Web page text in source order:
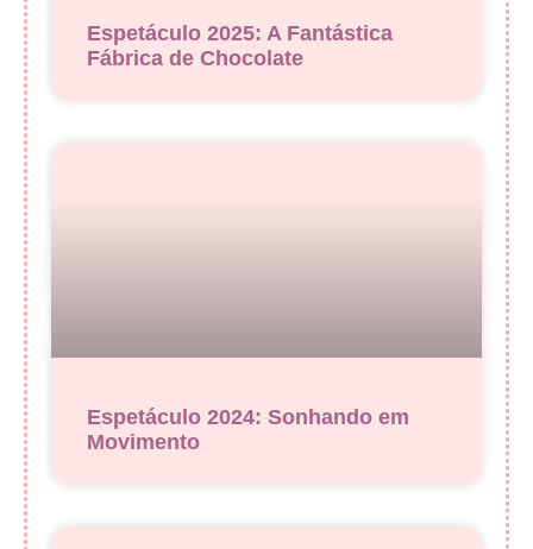
Espetáculo 2025: A Fantástica
Fábrica de Chocolate
Espetáculo 2024: Sonhando em
Movimento